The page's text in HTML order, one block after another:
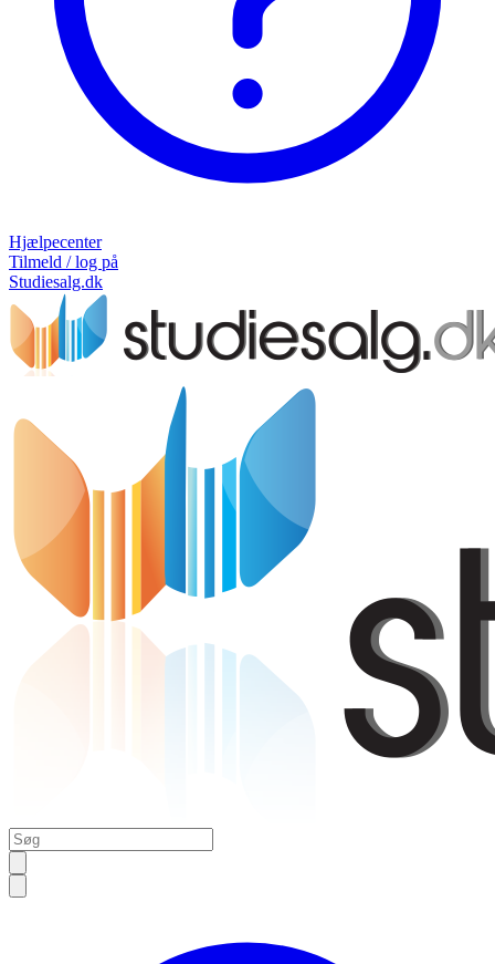
Hjælpecenter
Tilmeld / log på
Studiesalg.dk